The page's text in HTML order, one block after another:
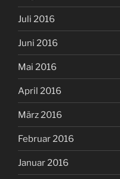
Juli 2016
Juni 2016
Mai 2016
April 2016
März 2016
Februar 2016
Januar 2016